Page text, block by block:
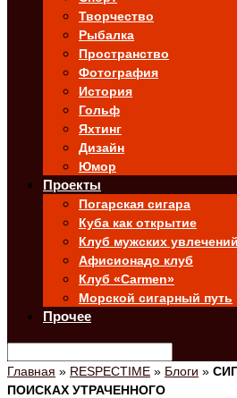
Творчество
Рыбалка
Пространство
Фотография
История
Гольф
Яхтинг
Дизайн
Юмор
Проекты
Погарская сигара
Куба как открытие
Клуб мужских увлечений
Афисионадо клуб
Клуб «Carmen»
Морской сигарный путь
Прочее
Главная » RESPECTIME » Блоги »
ПОИСКАХ УТРАЧЕННОГО